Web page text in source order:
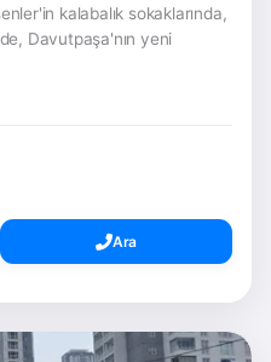
kalabalık sokaklarında,
Davutpaşa'nın yeni
Ara